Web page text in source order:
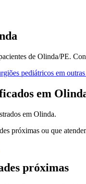
de Olinda/PE.
pediátricos em
em
em Olinda.
próximas ou que
próximas